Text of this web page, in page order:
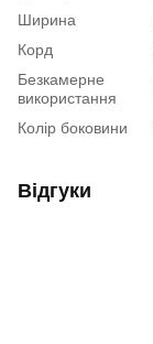
Ширина
Корд
Безкамерне
використання
Колір боковини
Відгуки